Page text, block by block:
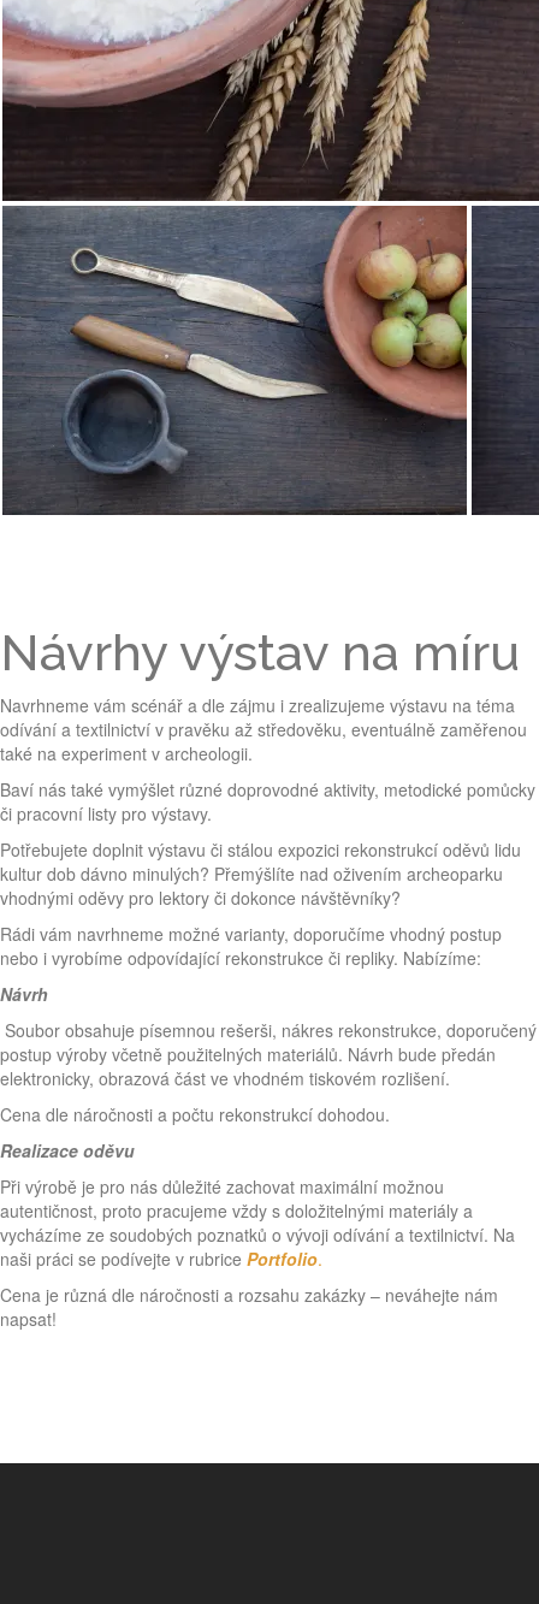
Návrhy výstav na míru
Navrhneme vám scénář a dle zájmu i zrealizujeme výstavu na téma
odívání a textilnictví v pravěku až středověku, eventuálně zaměřenou
také na experiment v archeologii.
Baví nás také vymýšlet různé doprovodné aktivity, metodické pomůcky
či pracovní listy pro výstavy.
Potřebujete doplnit výstavu či stálou expozici rekonstrukcí oděvů lidu
kultur dob dávno minulých? Přemýšlíte nad oživením archeoparku
vhodnými oděvy pro lektory či dokonce návštěvníky?
Rádi vám navrhneme možné varianty, doporučíme vhodný postup
nebo i vyrobíme odpovídající rekonstrukce či repliky. Nabízíme:
Návrh
Soubor obsahuje písemnou rešerši, nákres rekonstrukce, doporučený
postup výroby včetně použitelných materiálů. Návrh bude předán
elektronicky, obrazová část ve vhodném tiskovém rozlišení.
Cena dle náročnosti a počtu rekonstrukcí dohodou.
Realizace oděvu
Při výrobě je pro nás důležité zachovat maximální možnou
autentičnost, proto pracujeme vždy s doložitelnými materiály a
vycházíme ze soudobých poznatků o vývoji odívání a textilnictví. Na
naši práci se podívejte v rubrice Portfolio.
Cena je různá dle náročnosti a rozsahu zakázky – neváhejte nám
napsat!